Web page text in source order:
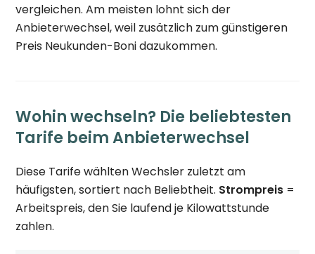
vergleichen. Am meisten lohnt sich der
Anbieterwechsel, weil zusätzlich zum günstigeren
Preis Neukunden-Boni dazukommen.
Wohin wechseln? Die beliebtesten
Tarife beim Anbieterwechsel
Diese Tarife wählten Wechsler zuletzt am
häufigsten, sortiert nach Beliebtheit. Strompreis =
Arbeitspreis, den Sie laufend je Kilowattstunde
zahlen.